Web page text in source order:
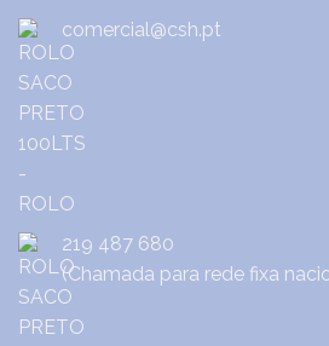
comercial@csh.pt
219 487 680
(Chamada para rede fixa